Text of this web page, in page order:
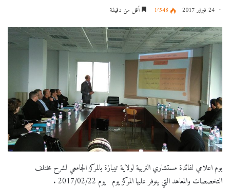
24 فبراير 2017 1٬548 أقل من دقيقة
يوم اعلامي لفائدة مستشاري التربية لولاية تيبازة بالمركز الجامعي لشرح مختلف
التخصصات والمعاهد التي يتوفر عليها المركز يوم يوم 2017/02/22 .